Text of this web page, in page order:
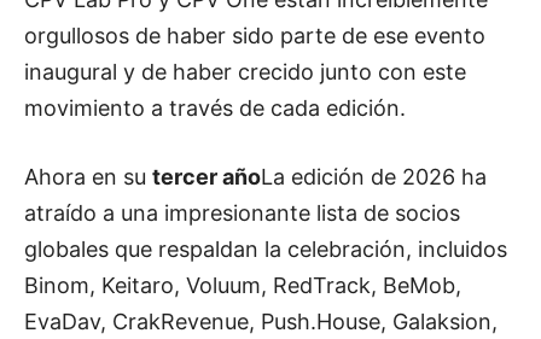
orgullosos de haber sido parte de ese evento
inaugural y de haber crecido junto con este
movimiento a través de cada edición.
Ahora en su tercer añoLa edición de 2026 ha
atraído a una impresionante lista de socios
globales que respaldan la celebración, incluidos
Binom, Keitaro, Voluum, RedTrack, BeMob,
EvaDav, CrakRevenue, Push.House, Galaksion,